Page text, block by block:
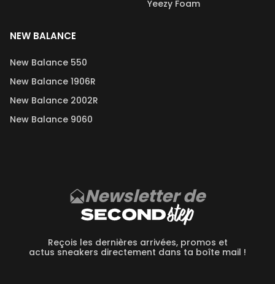
Yeezy Foam
NEW BALANCE
New Balance 550
New Balance 1906R
New Balance 2002R
New Balance 9060
Newsletter de
Reçois les dernières arrivées, promos et
actus sneakers directement dans ta boîte mail !